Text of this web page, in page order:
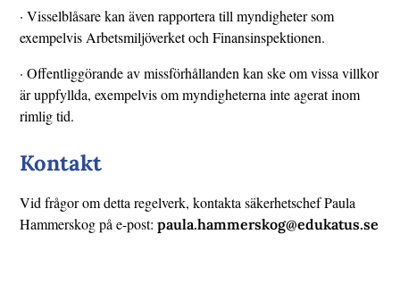
· Visselblåsare kan även rapportera till myndigheter som
exempelvis Arbetsmiljöverket och Finansinspektionen.
· Offentliggörande av missförhållanden kan ske om vissa villkor
är uppfyllda, exempelvis om myndigheterna inte agerat inom
rimlig tid.
Kontakt
Vid frågor om detta regelverk, kontakta säkerhetschef Paula
Hammerskog på e-post:paula.hammerskog@edukatus.se